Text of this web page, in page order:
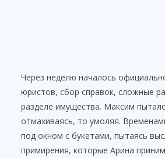
Через неделю началось
юристов, сбор справок, сложные
разделе имущества. Максим
отмахиваясь, то умоляя.
под окном с букетами, пытаясь
примирения, которые Арина